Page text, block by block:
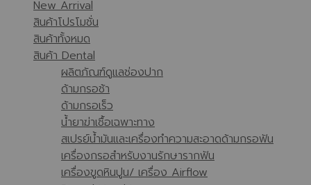
New Arrival
สินค้าโปรโมชั่น
สินค้าทั้งหมด
สินค้า Dental
ผลิตภัณฑ์ดูแลช่องปาก
ด้ามกรอช้า
ด้ามกรอเร็ว
น้ำยาฆ่าเชื้อเฉพาะทาง
สเปรย์น้ำมันและเครื่องทำความสะอาดด้ามกรอฟัน
เครื่องกรอสำหรับงานรักษารากฟัน
เครื่องขูดหินปูน/ เครื่อง Airflow